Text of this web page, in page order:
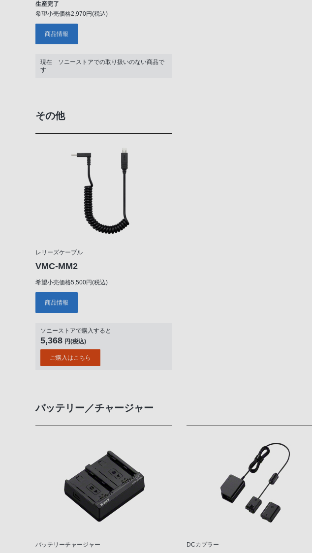
生産完了
希望小売価格2,970円(税込)
商品情報
現在 ソニーストアでの取り扱いのない商品で
す
その他
レリーズケーブル
VMC-MM2
希望小売価格5,500円(税込)
商品情報
ソニーストアで購入すると
5,368 円(税込)
ご購入はこちら
バッテリー／チャージャー
バッテリーチャージャー DCカプラー